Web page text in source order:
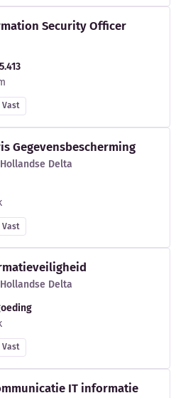
Security Officer
Vast
Gegevensbescherming
Delta
Vast
Delta
Vast
IT informatie